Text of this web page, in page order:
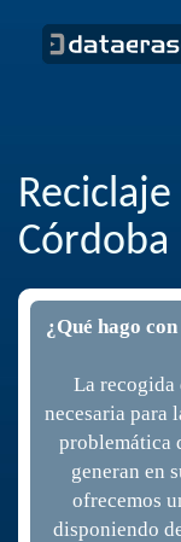
Córdoba
¿Qué hago
La recogida
necesaria para
problemática
generan en
ofrecemos
disponiendo